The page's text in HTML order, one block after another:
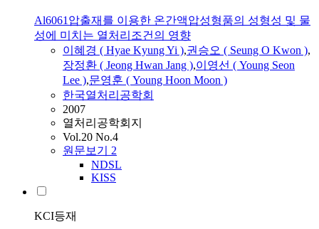
Al6061압출재를 이용한 온간액압성형품의 성형성 및 물
성에 미치는 열처리조건의 영향
이혜경 ( Hyae KyungYi ),권승오 ( Seung O Kwon ),
장정환 ( Jeong Hwan Jang ),이영선 ( Young Seon
Lee ),문영훈 ( Young Hoon Moon )
한국열처리공학회
2007
열처리공학회지
Vol.20 No.4
원문보기 2
NDSL
KISS
KCI등재